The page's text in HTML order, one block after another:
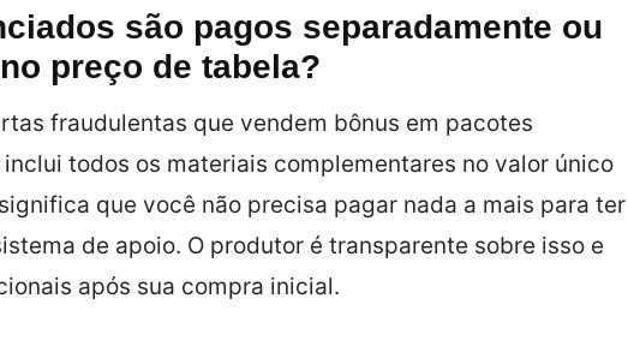
são pagos separadamente ou
preço de tabela?
fraudulentas que vendem bônus em pacotes
todos os materiais complementares no valor único
que você não precisa pagar nada a mais para ter
de apoio. O produtor é transparente sobre isso e
após sua compra inicial.